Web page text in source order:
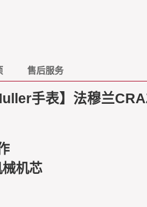
售后服务
手表】法穆兰
机芯